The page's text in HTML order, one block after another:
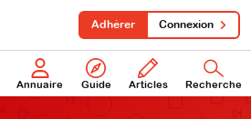
Annuaire Guide Articles Recherche
Adhérer Connexion